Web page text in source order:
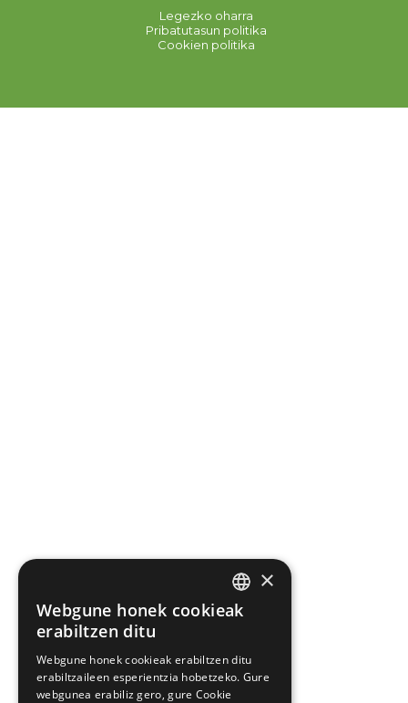
Legezko oharra
Pribatutasun politika
Cookien politika
BASQUE
×
Webgune honek cookieak
erabiltzen ditu
Webgune honek cookieak erabiltzen ditu
erabiltzaileen esperientzia hobetzeko. Gure
webgunea erabiliz gero, gure Cookie